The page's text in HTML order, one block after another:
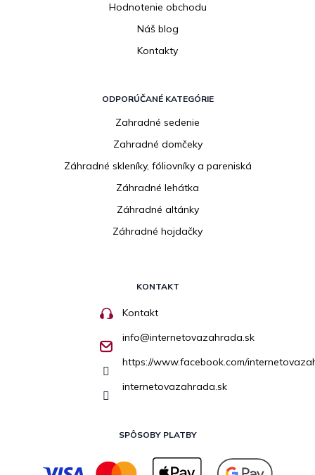
Hodnotenie obchodu
Náš blog
Kontakty
ODPORÚČANÉ KATEGÓRIE
Zahradné sedenie
Zahradné domčeky
Záhradné skleníky, fóliovníky a pareniská
Záhradné lehátka
Záhradné altánky
Záhradné hojdačky
KONTAKT
Kontakt
info@internetovazahrada.sk
https://www.facebook.com/
internetovazahrada.sk
SPÔSOBY PLATBY